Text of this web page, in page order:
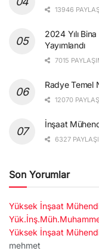
13946
2024 Yılı
Yayımlandı
7015
Radye Temel
12070
İnşaat
6327
Son Yorumlar
Yüksek İnşaat
Yüksek İnşaat
mehmet